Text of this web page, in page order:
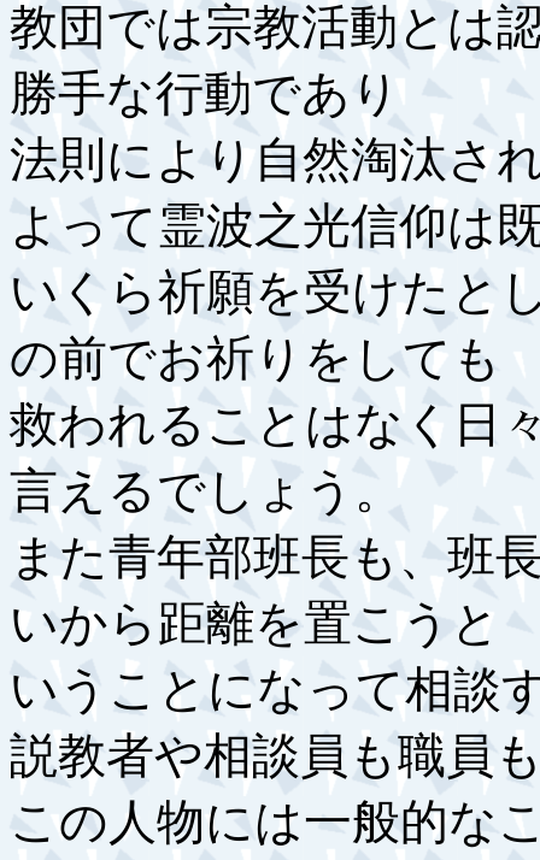
教団では宗教活動とは
勝手な行動であり
法則により自然淘汰さ
よって霊波之光信仰は
いくら祈願を受けたと
の前でお祈りをしても
救われることはなく日
言えるでしょう。
また青年部班長も、班
いから距離を置こうと
いうことになって相談
説教者や相談員も職員
この人物には一般的な